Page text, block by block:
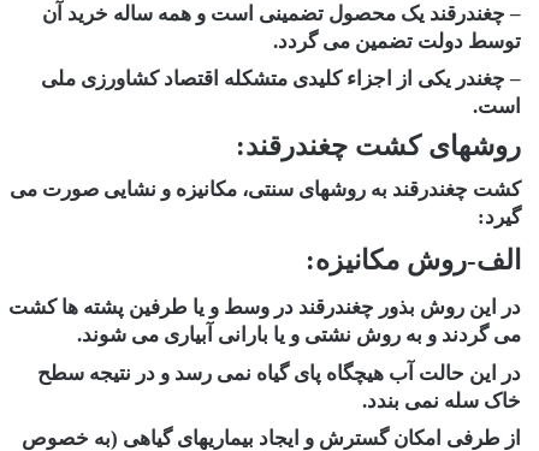
– چغندرقند یک محصول تضمینی است و همه ساله خرید آن
توسط دولت تضمین می گردد.
– چغندر یکی از اجزاء کلیدی متشکله اقتصاد کشاورزی ملی
است.
روشهای کشت چغندرقند:
کشت چغندرقند به روشهای سنتی، مکانیزه و نشایی صورت می
گیرد:
الف-روش مکانیزه:
در این روش بذور چغندرقند در وسط و یا طرفین پشته ها کشت
می گردند و به روش نشتی و یا بارانی آبیاری می شوند.
در این حالت آب هیچگاه پای گیاه نمی رسد و در نتیجه سطح
خاک سله نمی بندد.
از طرفی امکان گسترش و ایجاد بیماریهای گیاهی (به خصوص